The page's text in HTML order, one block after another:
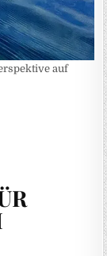
auf